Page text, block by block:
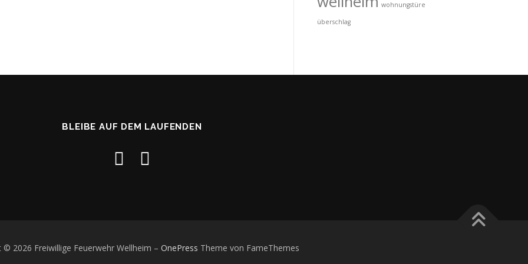
wohnungstüre
überschlag
BLEIBE AUF DEM LAUFENDEN
© 2026 Freiwillige Feuerwehr Wellheim – OnePress Theme von FameThemes